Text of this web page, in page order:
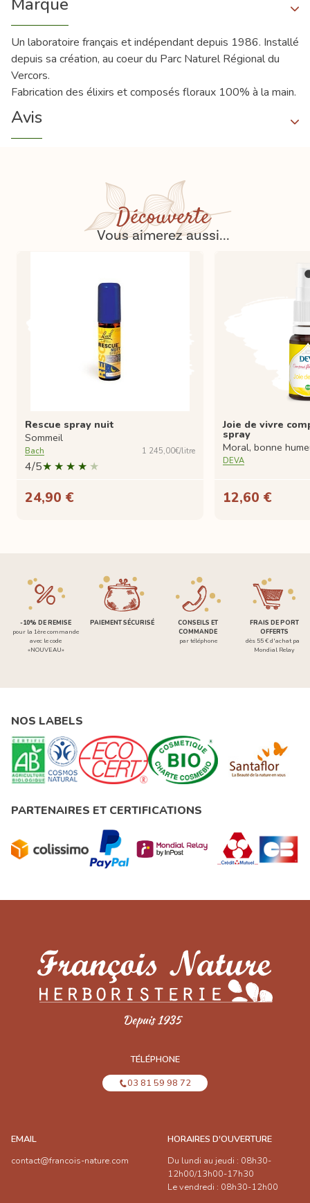
Un laboratoire français et indépendant depuis 1986. Installé
depuis sa création, au coeur du Parc Naturel Régional du
Vercors.
Fabrication des élixirs et composés floraux 100% à la main.
Avis
Découverte
Vous aimerez aussi...
Rescue spray nuit
Sommeil
Bach 1 245,00€/litre
4/5
24,90 €
Joie de vivre
spray
Moral, bonne
DEVA
12,60 €
-10% DE REMISE
pour la 1ère commande
avec le code
«NOUVEAU»
PAIEMENT SÉCURISÉ
CONSEILS ET
COMMANDE
par téléphone
FRAIS DE PORT
OFFERTS
dès 55 € d'achat par
Mondial Relay
NOS LABELS
PARTENAIRES ET CERTIFICATIONS
TÉLÉPHONE
03 81 59 98 72
EMAIL
contact@francois-nature.com
HORAIRES D'OUVERTURE
Du lundi au jeudi : 08h30-
12h00/13h00-17h30
Le vendredi : 08h30-12h00